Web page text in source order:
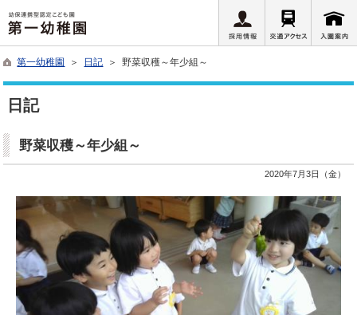
第一幼稚園 ＞ 日記 ＞ 野菜収穫～年少組～
日記
野菜収穫～年少組～
2020年7月3日（金）